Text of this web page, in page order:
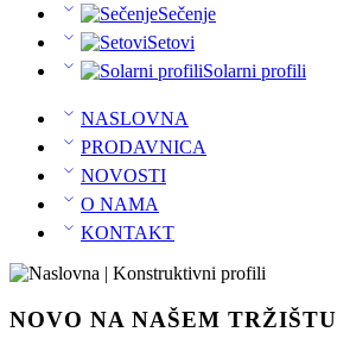
Sečenje
Setovi
Solarni profili
NASLOVNA
PRODAVNICA
NOVOSTI
O NAMA
KONTAKT
NOVO NA NAŠEM TRŽIŠTU